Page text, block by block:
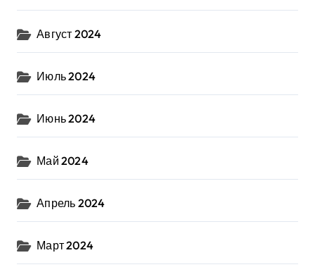
Август 2024
Июль 2024
Июнь 2024
Май 2024
Апрель 2024
Март 2024